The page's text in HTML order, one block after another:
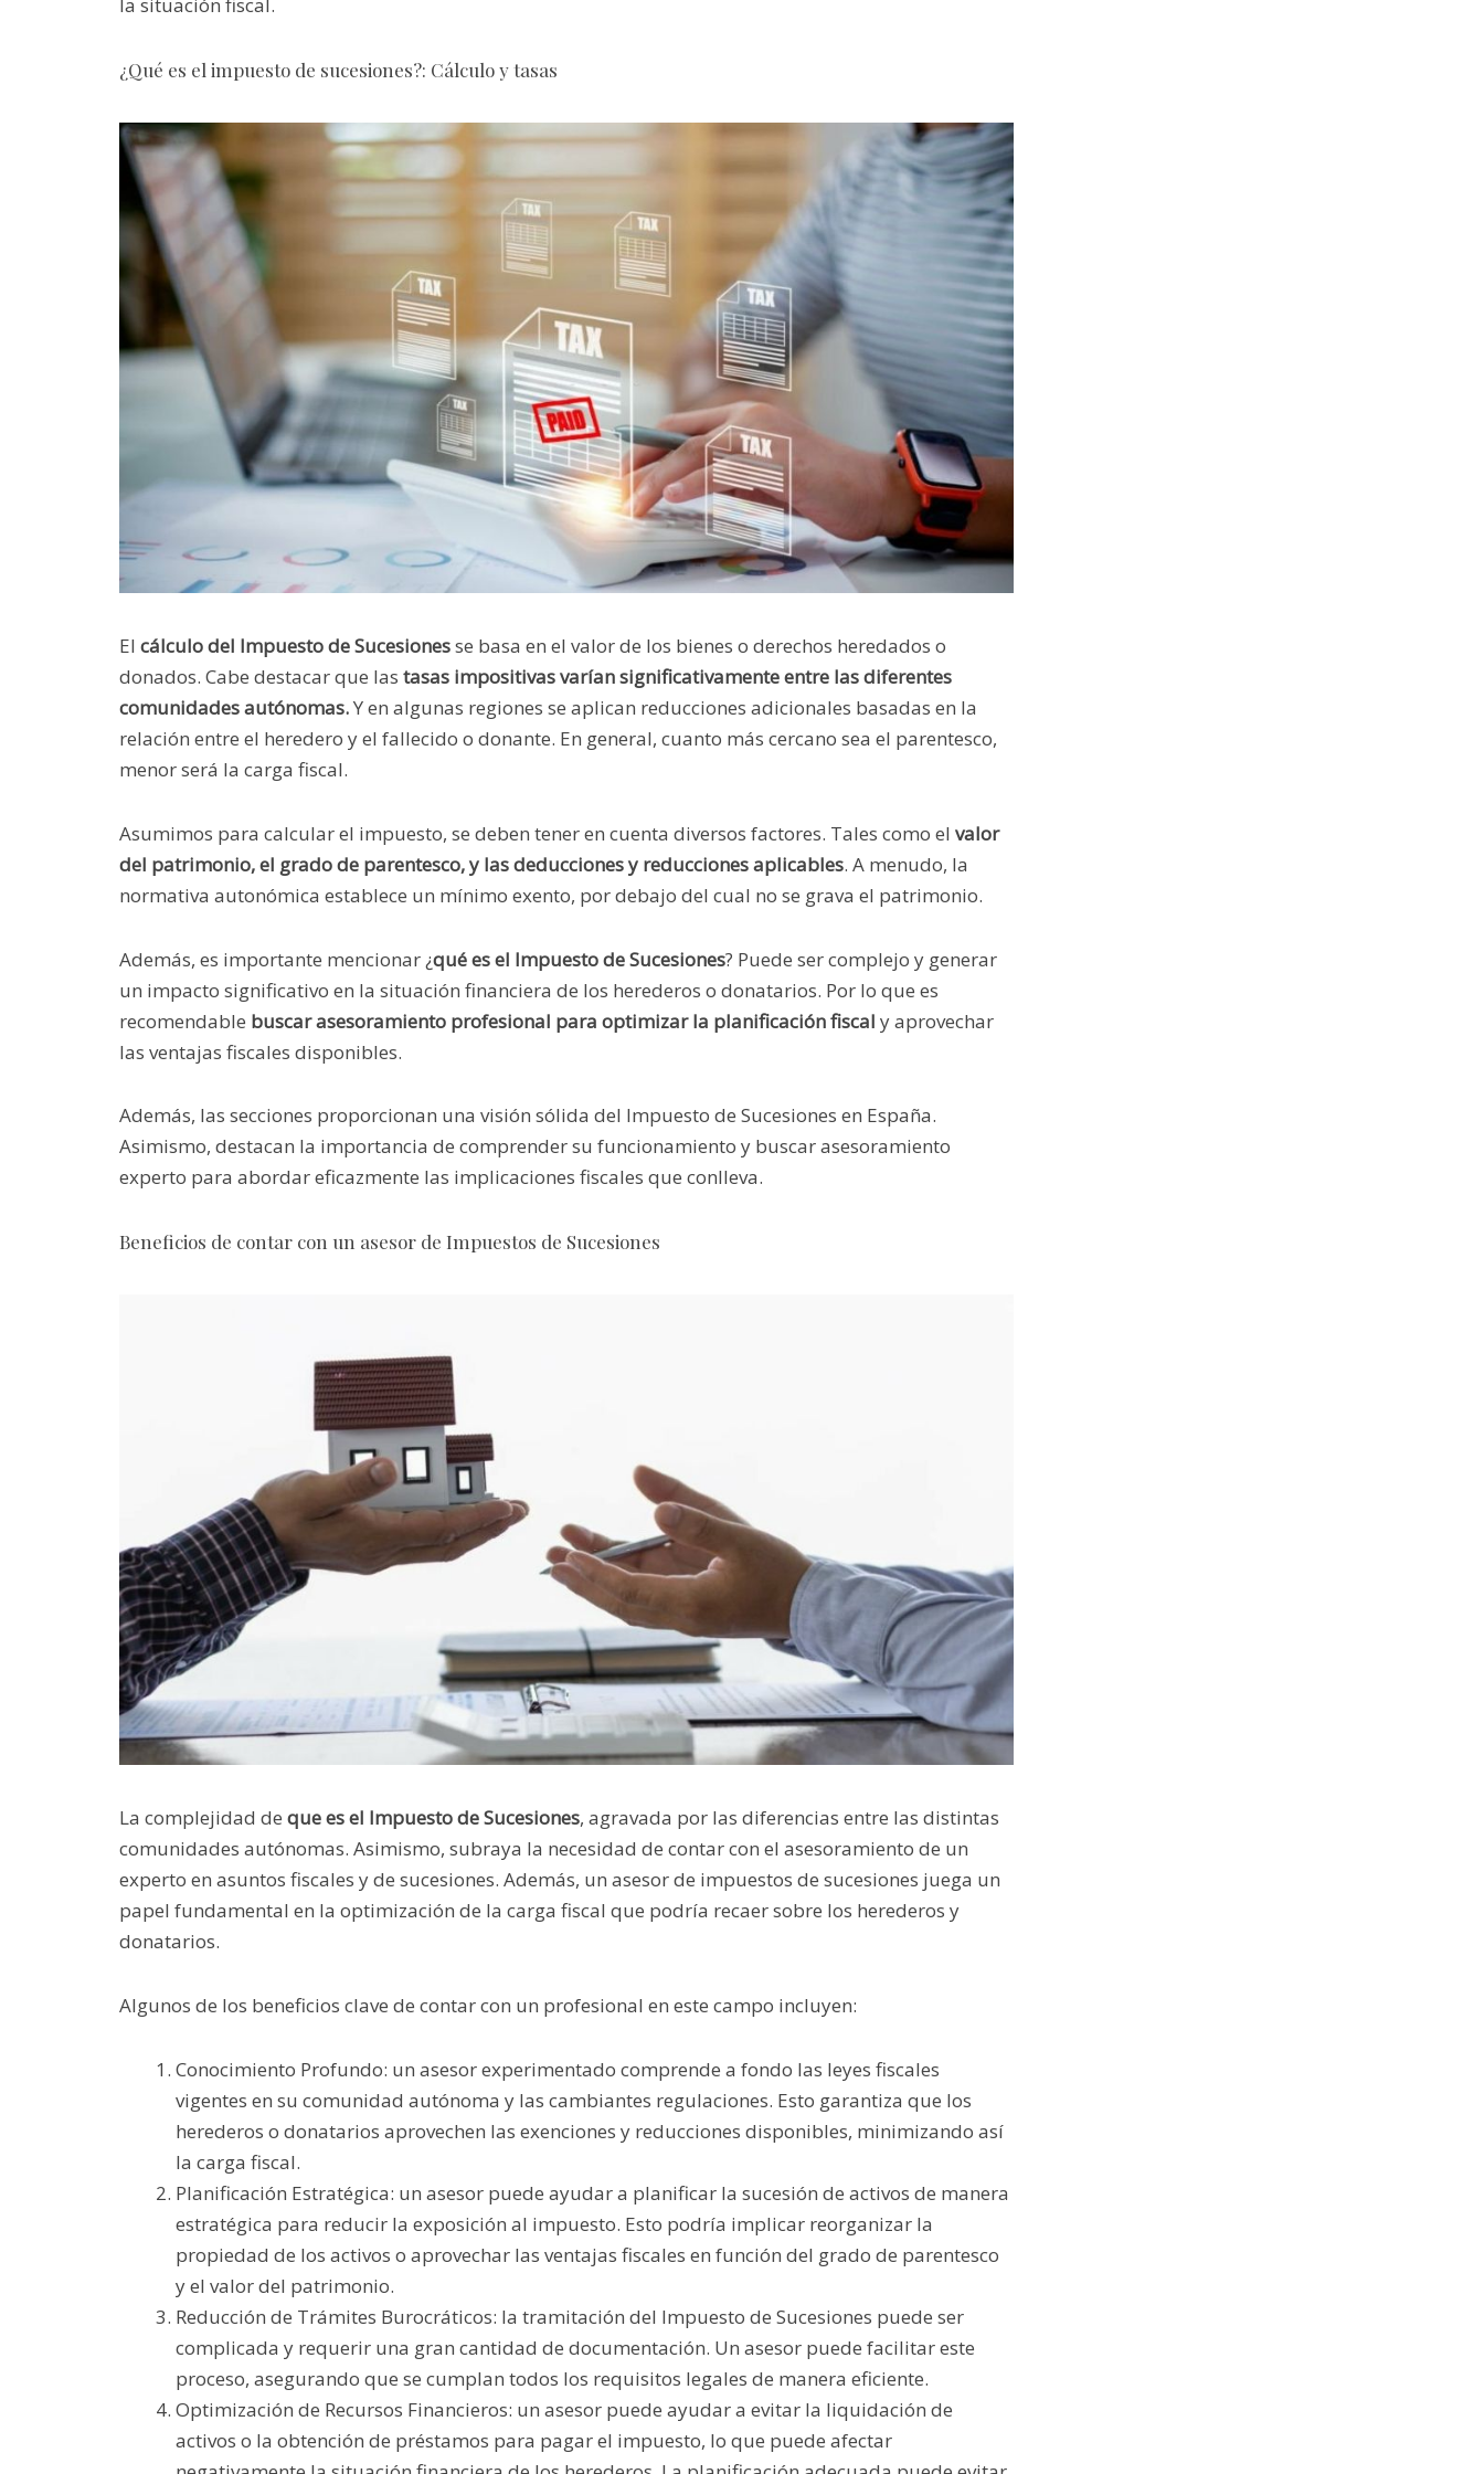
¿Qué es el impuesto de sucesiones?: Cálculo y tasas
Elcálculo del Impuesto de Sucesionesse basa en el valor de los bienes o derechos heredados o
donados. Cabe destacar que las tasas impositivas varían significativamente entre las diferentes
comunidades autónomas.Y en algunas regiones se aplican reducciones adicionales basadas en la
relación entre el heredero y el fallecido o donante. En general, cuanto más cercano sea el parentesco,
menor será la carga fiscal.
Asumimos para calcular el impuesto, se deben tener en cuenta diversos factores. Tales como elvalor
del patrimonio, el grado de parentesco, y las deducciones y reducciones aplicables. A menudo, la
normativa autonómica establece un mínimo exento, por debajo del cual no se grava el patrimonio.
Además, es importante mencionar ¿qué es el Impuesto de Sucesiones? Puede ser complejo y generar
un impacto significativo en la situación financiera de los herederos o donatarios. Por lo que es
recomendable buscar asesoramiento profesional para optimizar la planificación fiscal y aprovechar
las ventajas fiscales disponibles.
Además, las secciones proporcionan una visión sólida del Impuesto de Sucesiones en España.
Asimismo, destacan la importancia de comprender su funcionamiento y buscar asesoramiento
experto para abordar eficazmente las implicaciones fiscales que conlleva.
Beneficios de contar con un asesor de Impuestos de Sucesiones
La complejidad de que es el Impuesto de Sucesiones, agravada por las diferencias entre las distintas
comunidades autónomas. Asimismo, subraya la necesidad de contar con el asesoramiento de un
experto en asuntos fiscales y de sucesiones. Además, un asesor de impuestos de sucesiones juega un
papel fundamental en la optimización de la carga fiscal que podría recaer sobre los herederos y
donatarios.
Algunos de los beneficios clave de contar con un profesional en este campo incluyen:
Conocimiento Profundo: un asesor experimentado comprende a fondo las leyes fiscales
vigentes en su comunidad autónoma y las cambiantes regulaciones. Esto garantiza que los
herederos o donatarios aprovechen las exenciones y reducciones disponibles, minimizando así
la carga fiscal.
Planificación Estratégica: un asesor puede ayudar a planificar la sucesión de activos de manera
estratégica para reducir la exposición al impuesto. Esto podría implicar reorganizar la
propiedad de los activos o aprovechar las ventajas fiscales en función del grado de parentesco
y el valor del patrimonio.
Reducción de Trámites Burocráticos: la tramitación del Impuesto de Sucesiones puede ser
complicada y requerir una gran cantidad de documentación. Un asesor puede facilitar este
proceso, asegurando que se cumplan todos los requisitos legales de manera eficiente.
Optimización de Recursos Financieros: un asesor puede ayudar a evitar la liquidación de
activos o la obtención de préstamos para pagar el impuesto, lo que puede afectar